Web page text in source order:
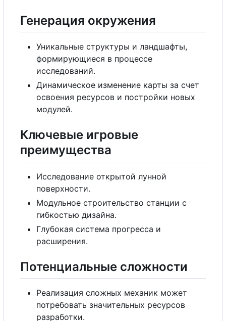
Генерация окружения
Уникальные структуры и ландшафты,
формирующиеся в процессе
исследований.
Динамическое изменение карты за счет
освоения ресурсов и постройки новых
модулей.
Ключевые игровые
преимущества
Исследование открытой лунной
поверхности.
Модульное строительство станции с
гибкостью дизайна.
Глубокая система прогресса и
расширения.
Потенциальные сложности
Реализация сложных механик может
потребовать значительных ресурсов
разработки.